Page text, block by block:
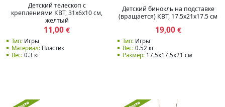
Детский телескоп с
креплениями КВТ, 31x6x10 см,
желтый
11,00 €
Тип:Игры
Материал:Пластик
Вес:0.3 кг
Детский бинокль на подставке
(вращается) КВТ, 17.5x21x17.5 см
19,00€
Тип: Игры
Вес: 0.52 кг
Размер: 17.5х17.5х21 см